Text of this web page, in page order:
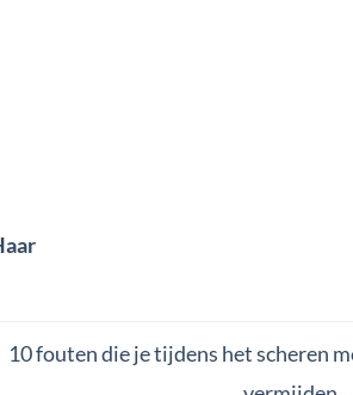
10 fouten die je tijdens het scheren